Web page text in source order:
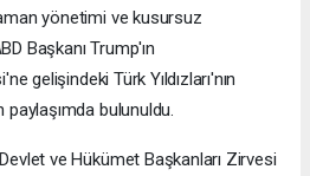
yönetimi ve kusursuz
Başkanı Trump'ın
gelişindeki Türk Yıldızları'nın
bulunuldu.
ve Hükümet Başkanları Zirvesi